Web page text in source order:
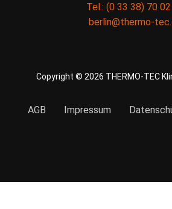
Tel.: (0 33 38) 70
berlin@thermo-
Copyright © 2026 THERMO-TEC
AGB Impressum